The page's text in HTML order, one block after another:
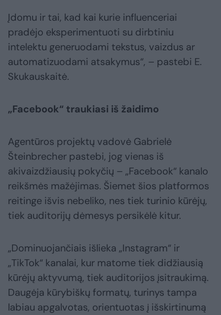
Įdomu ir tai, kad kai kurie influenceriai
pradėjo eksperimentuoti su dirbtiniu
intelektu generuodami tekstus, vaizdus ar
automatizuodami atsakymus“, – pastebi E.
Skukauskaitė.
„Facebook“ traukiasi iš žaidimo
Agentūros projektų vadovė Gabrielė
Šteinbrecher pastebi, jog vienas iš
akivaizdžiausių pokyčių – „Facebook“ kanalo
reikšmės mažėjimas. Šiemet šios platformos
reitinge išvis nebeliko, nes tiek turinio kūrėjų,
tiek auditorijų dėmesys persikėlė kitur.
„Dominuojančiais išlieka „Instagram“ ir
„TikTok“ kanalai, kur matome tiek didžiausią
kūrėjų aktyvumą, tiek auditorijos įsitraukimą.
Daugėja kūrybiškų formatų, turinys tampa
labiau apgalvotas, orientuotas į išskirtinumą